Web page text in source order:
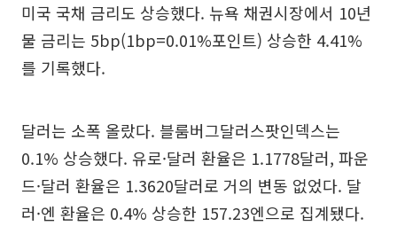
미국 국채 금리도 상승했다. 뉴욕 채권시장에서 10년
물 금리는 5bp(1bp=0.01%포인트) 상승한 4.41%
를 기록했다.
달러는 소폭 올랐다. 블룸버그달러스팟인덱스는
0.1% 상승했다. 유로·달러 환율은 1.1778달러, 파운
드·달러 환율은 1.3620달러로 거의 변동 없었다. 달
러·엔 환율은 0.4% 상승한 157.23엔으로 집계됐다.